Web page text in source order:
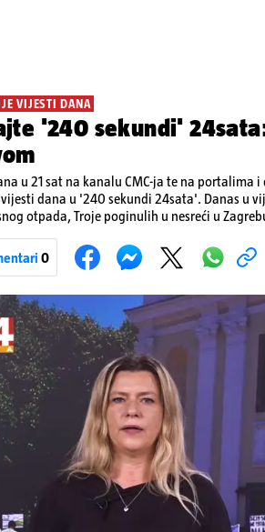
VIJESTI DANA
'240 sekundi'
u 21 sat na kanalu CMC-ja te na
dana u '240 sekundi 24sata'. Danas u
otpada, Troje poginulih u nesreći u
0